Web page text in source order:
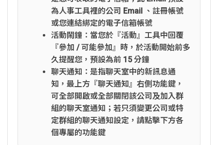
為人事工具裡的公司 Email 、註冊帳號
或您連結綁定的電子信箱帳號
活動鬧鐘：當您於『活動』工具中回覆
『參加 / 可能參加』時，於活動開始前多
久提醒您，預設為前 15 分鐘
聊天通知：是指聊天室中的新訊息通
知，最上方『聊天通知』右側功能鍵，
可全部開啟或全部關閉該公司及加入群
組的聊天室通知；若只須變更公司或特
定群組的聊天通知設定，請點擊下方各
個專屬的功能鍵